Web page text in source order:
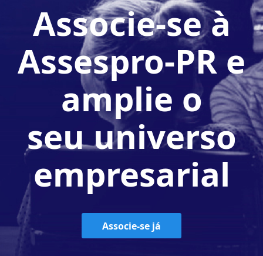
Associe-se à
Assespro-PR e
amplie o
seu universo
empresarial
Associe-se já